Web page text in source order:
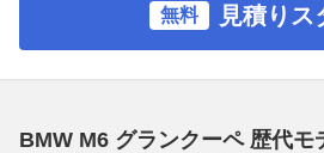
無料 見積りス
BMW M6 グランクーペ 歴代モ